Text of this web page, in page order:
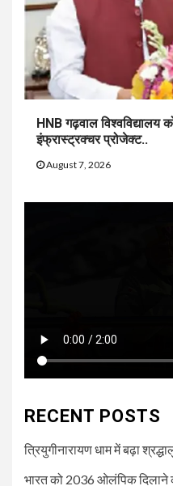
HNB गढ़वाल विश्वविद्यालय
इंफ्रास्ट्रक्चर प्रोजेक्ट..
August 7, 2026
RECENT POSTS
त्रियुगीनारायण धाम में बढ़ा
भारत को 2036 ओलंपिक दिलाने